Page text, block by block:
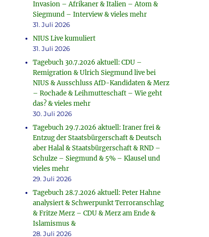
Invasion – Afrikaner & Italien – Atom &
Siegmund – Interview & vieles mehr
31. Juli 2026
NIUS Live kumuliert
31. Juli 2026
Tagebuch 30.7.2026 aktuell: CDU –
Remigration & Ulrich Siegmund live bei
NIUS & Ausschluss AfD-Kandidaten & Merz
– Rochade & Leihmutteschaft – Wie geht
das? & vieles mehr
30. Juli 2026
Tagebuch 29.7.2026 aktuell: Iraner frei &
Entzug der Staatsbürgerschaft & Deutsch
aber Halal & Staatsbürgerschaft & RND –
Schulze – Siegmund & 5% – Klausel und
vieles mehr
29. Juli 2026
Tagebuch 28.7.2026 aktuell: Peter Hahne
analysiert & Schwerpunkt Terroranschlag
& Fritze Merz – CDU & Merz am Ende &
Islamismus &
28. Juli 2026